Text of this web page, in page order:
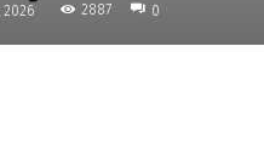
2026 2887 0